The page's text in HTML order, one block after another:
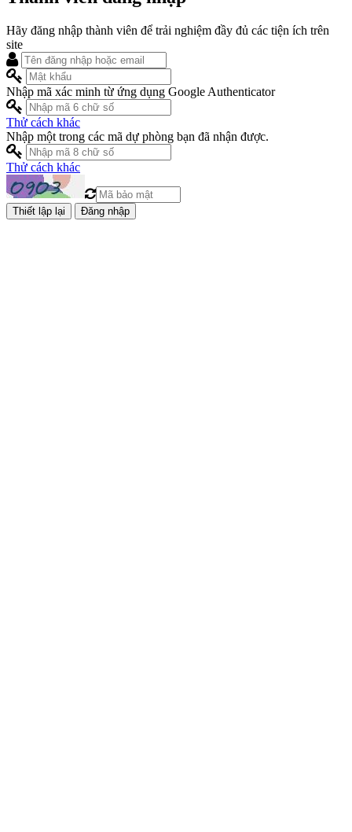
Hãy đăng nhập thành viên để trải nghiệm đầy đủ các tiện ích trên
site
Nhập mã xác minh từ ứng dụng Google Authenticator
Thử cách khác
Nhập một trong các mã dự phòng bạn đã nhận được.
Thử cách khác
Đăng nhập